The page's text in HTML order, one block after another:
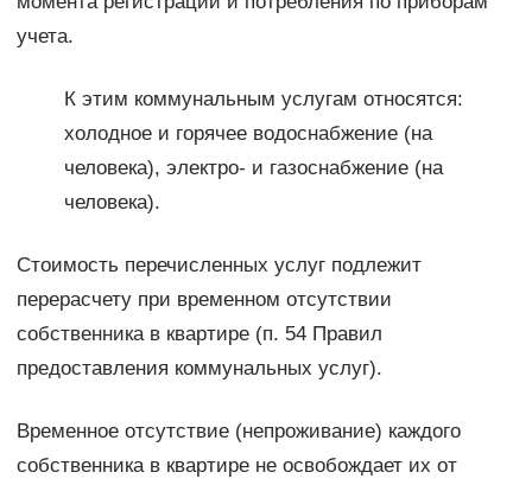
учета.
К этим коммунальным услугам относятся:
холодное и горячее водоснабжение (на
человека), электро- и газоснабжение (на
человека).
Стоимость перечисленных услуг подлежит
перерасчету при временном отсутствии
собственника в квартире (п. 54 Правил
предоставления коммунальных услуг).
Временное отсутствие (непроживание) каждого
собственника в квартире не освобождает их от